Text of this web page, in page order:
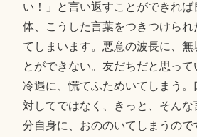
い！」と言い返すことができれ
体、こうした言葉をつきつけら
てしまいます。悪意の波長に、無
とができない。友だちだと思っ
冷遇に、慌てふためいてしまう。
対してではなく、きっと、そん
分自身に、おののいてしまうの